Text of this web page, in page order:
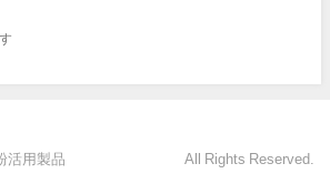
木粉活用製品 All Rights Reserved.